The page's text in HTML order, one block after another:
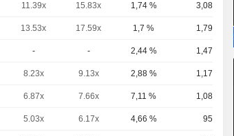
11.39x 15.83x 1,74 % 3,08 Md
13.53x 17.59x 1,7 % 1,79 Md
- - 2,44 % 1,47 Md
8.23x 9.13x 2,88 % 1,17 Md
6.87x 7.66x 7,11 % 1,08 Md
5.03x 6.17x 4,66 % 955 M